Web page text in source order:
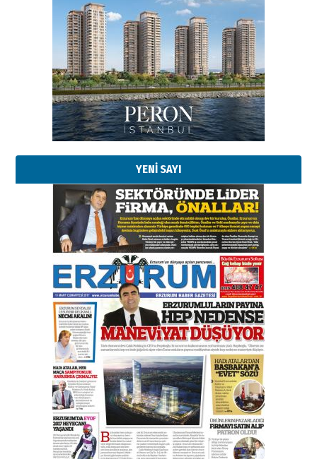
YENİ SAYI
Esat BİNDESEN
TRT’NİN BÖLGEYE AÇILAN SESİ
09 Ağustos 2026 Pazar
Kadir SABUNCUOĞLU
Erzurumspor’un köşe taşları
29 Haziran 2026 Pazartesi
Kenan GÜLERCİ
Murat Şahsuvaroğlu ERKON’da
çıtayı yukarı taşırken,
yönetimdekiler aşağı
çekmemeli!
17 Şubat 2026 SalıOrhan BOZKURT
Bir fotoğraf, bir şehir, bir
gazeteci… Dizginler kimin
elinde?
31 Mart 2026 Salı
A. Berhan Yılmaz
BİR BÖLÜM DEĞİL, BİR ÖMÜR
SEÇİYORSUNUZ… “NEDEN
ATATÜRK ÜNİVERSİTESİ?”